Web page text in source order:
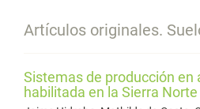
Artículos originales.
Sistemas de producción en
habilitada en la Sierra